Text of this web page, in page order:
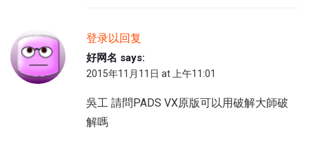
登录以回复
好网名 says:
2015年11月11日 at 上午11:01
吳工 請問PADS VX原版可以用破解大師破
解嗎